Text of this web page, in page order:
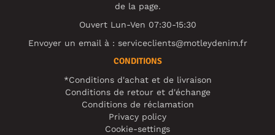
de la page.
Ouvert Lun-Ven 07:30-15:30
Envoyer un email à : serviceclients@motleydenim.fr
CONDITIONS
*Conditions d'achat et de livraison
Conditions de retour et d'échange
Conditions de réclamation
Privacy policy
Cookie-settings